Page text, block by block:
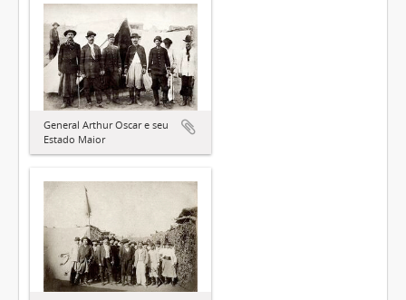
General Arthur Oscar e seu
Estado Maior